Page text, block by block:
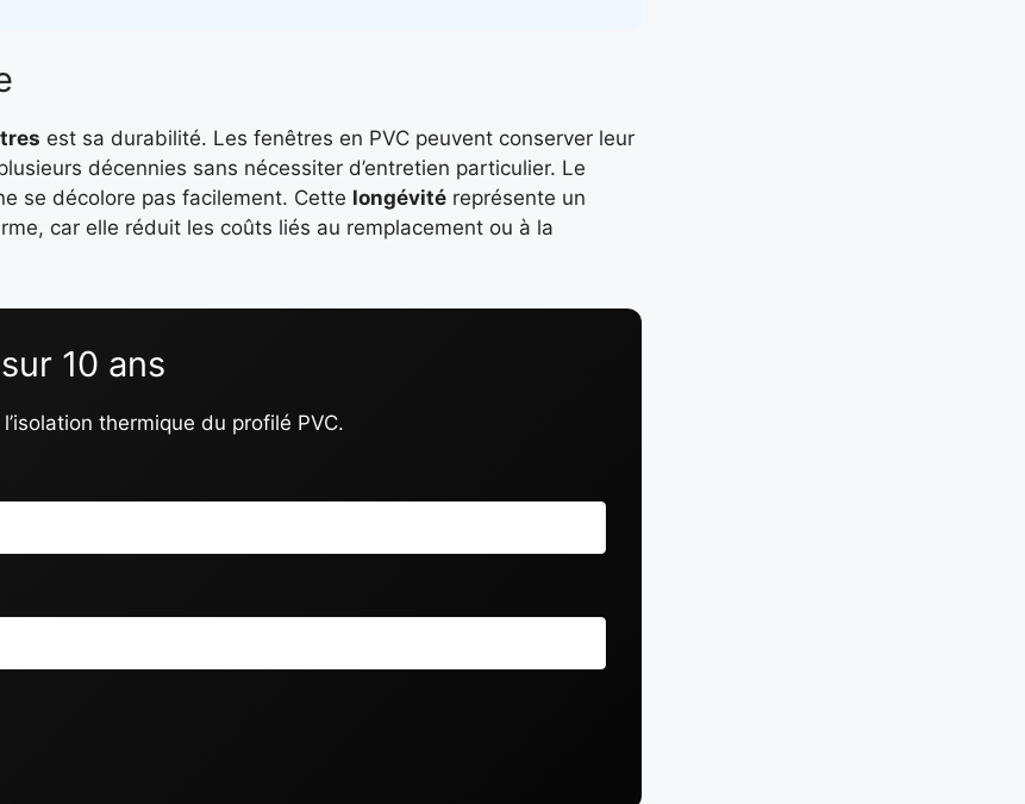
est sa durabilité. Les fenêtres en PVC peuvent conserver leur
décennies sans nécessiter d’entretien particulier. Le
se décolore pas facilement. Cette longévité représente un
car elle réduit les coûts liés au remplacement ou à la
10 ans
thermique du profilé PVC.